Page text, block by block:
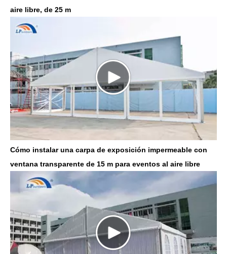
aire libre, de 25 m
Cómo instalar una carpa de exposición impermeable con
ventana transparente de 15 m para eventos al aire libre